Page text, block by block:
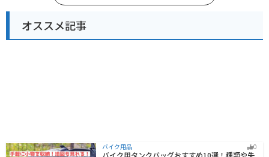
オススメ記事
バイク用品 0